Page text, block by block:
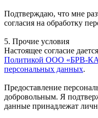
Подтверждаю, что мне
согласия на обработку
5. Прочие условия
Настоящее согласие
Политикой ООО «БРВ-
персональных данных.
Предоставление
добровольным. Я
данные принадлежат